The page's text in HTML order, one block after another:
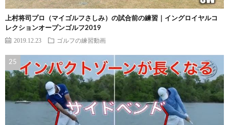
上村将司プロ（マイゴルフさしみ）の試合前の練習｜イングロイヤルコ
レクションオープンゴルフ2019
2019.12.23 ゴルフの練習動画